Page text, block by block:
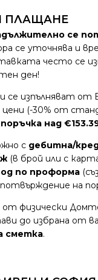
ПЛАЩАНЕ
се
се уточнява и
често се
ден!
се изпълняват от
цени (-30% от
над
с дебитна/
(в брой или с
по проформа
на
от физически
до избрана от
сметка.